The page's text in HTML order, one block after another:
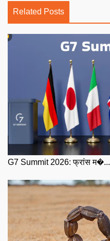
Related Posts
G7 Summit 2026: फ्रांस म�...